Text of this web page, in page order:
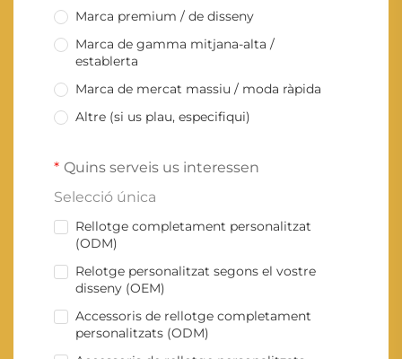
Marca premium / de disseny
Marca de gamma mitjana-alta /
establerta
Marca de mercat massiu / moda ràpida
Altre (si us plau, especifiqui)
Quins serveis us interessen
Selecció única
Rellotge completament personalitzat
(ODM)
Relotge personalitzat segons el vostre
disseny (OEM)
Accessoris de rellotge completament
personalitzats (ODM)